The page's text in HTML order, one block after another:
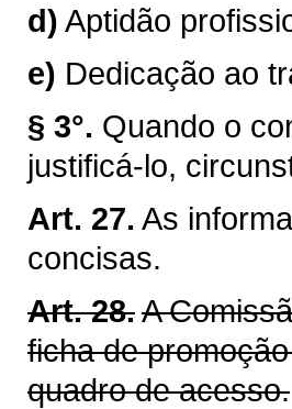
d) Aptidão
e) Dedicação ao
§ 3°. Quando o
justificá-lo,
Art. 27. As
concisas.
Art. 28.A
ficha de
quadro de acesso.